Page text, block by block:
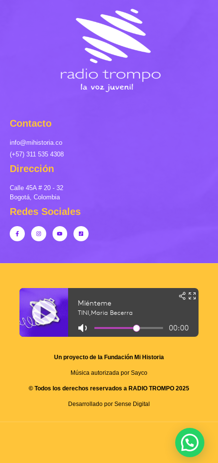
Contacto
info@mihistoria.co
(+57) 311 535 4308
Dirección
Calle 45A # 20 - 32
Bogotá, Colombia
Redes Sociales
Un proyecto de la Fundación Mi Historia
Música autorizada por Sayco
© Todos los derechos reservados a RADIO TROMPO 2025
Desarrollado por Sense Digital